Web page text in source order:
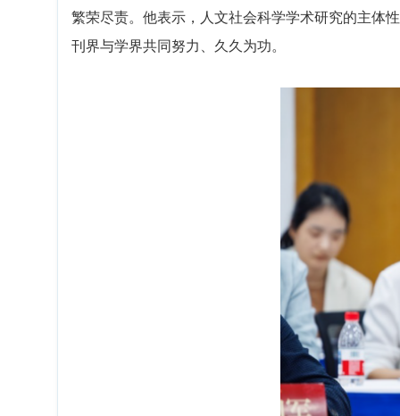
繁荣尽责。他表示，人文社会科学学术研究的主体
刊界与学界共同努力、久久为功。